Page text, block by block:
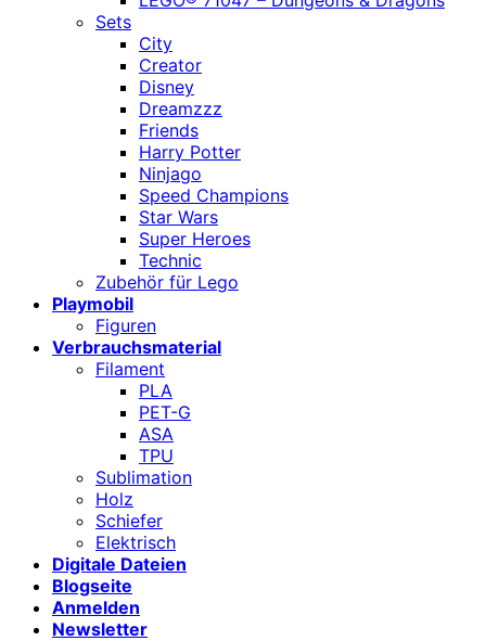
Sets
City
Creator
Disney
Dreamzzz
Friends
Harry Potter
Ninjago
Speed Champions
Star Wars
Super Heroes
Technic
Zubehör für Lego
Playmobil
Figuren
Verbrauchsmaterial
Filament
PLA
PET-G
ASA
TPU
Sublimation
Holz
Schiefer
Elektrisch
Digitale Dateien
Blogseite
Anmelden
Newsletter